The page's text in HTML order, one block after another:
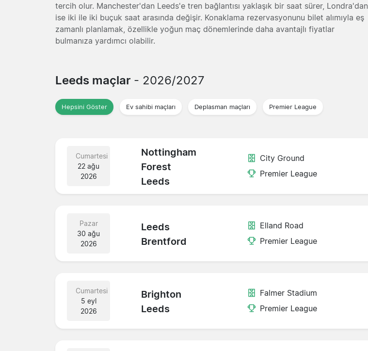
tercih olur. Manchester'dan Leeds'e tren bağlantısı yaklaşık bir saat sürer, Londra'dan
ise iki ile iki buçuk saat arasında değişir. Konaklama rezervasyonunu bilet alımıyla eş
zamanlı planlamak, özellikle yoğun maç dönemlerinde daha avantajlı fiyatlar
bulmanıza yardımcı olabilir.
Leeds maçlar - 2026/2027
Hepsini Göster Ev sahibi maçları Deplasman maçları Premier League
Cumartesi
22 ağu
2026
Nottingham
Forest
Leeds
City Ground
Premier League
Pazar
30 ağu
2026
Leeds
Brentford
Elland Road
Premier League
Cumartesi
5 eyl
2026
Brighton
Leeds
Falmer Stadium
Premier League